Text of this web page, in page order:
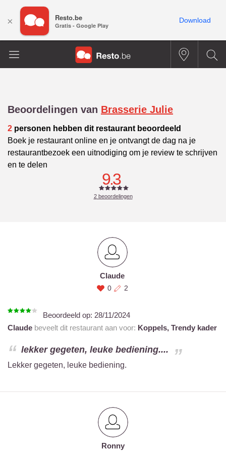
Beoordelingen van Brasserie Julie
2 personen hebben dit restaurant beoordeeld
Boek je restaurant online en je ontvangt de dag na je
restaurantbezoek een uitnodiging om je review te schrijven
en te delen
9.3
2beoordelingen
Claude
0 2
Beoordeeld op: 28/11/2024
Claude beveelt dit restaurant aan voor: Koppels, Trendy kader
lekker gegeten, leuke bediening....
Lekker gegeten, leuke bediening.
Ronny
× Resto.be
Gratis - Google Play
Download